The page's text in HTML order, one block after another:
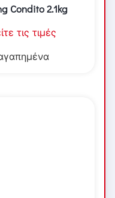
Condito 2.1kg
τις τιμές